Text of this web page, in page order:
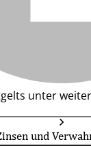
unter
und